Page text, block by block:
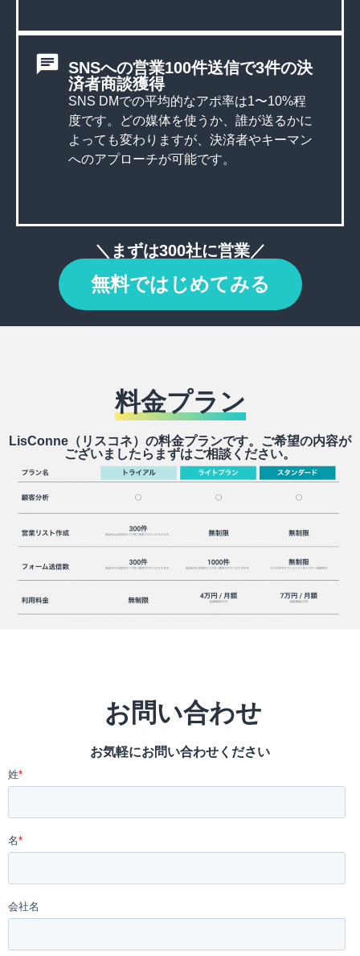
SNSへの営業100件送信で3件の決
済者商談獲得
SNS DMでの平均的なアポ率は1〜10%程
度です。どの媒体を使うか、誰が送るかに
よっても変わりますが、決済者やキーマン
へのアプローチが可能です。
＼まずは300社に営業／
無料ではじめてみる
料金プラン
LisConne（リスコネ）の料金プランです。ご希望の内容が
ございましたらまずはご相談ください。
お問い合わせ
お気軽にお問い合わせください